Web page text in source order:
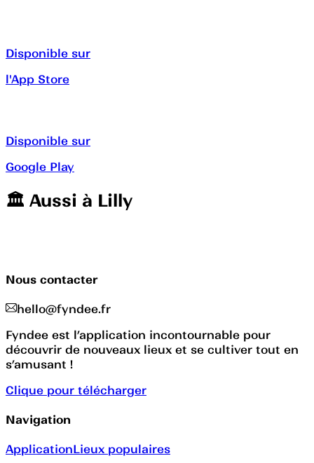
Disponible sur
l'App Store
Disponible sur
Google Play
🏛️️ Aussi à Lilly
Nous contacter
hello@fyndee.fr
Fyndee est l’application incontournable pour
découvrir de nouveaux lieux et se cultiver tout en
s’amusant !
Clique pour télécharger
Navigation
ApplicationLieux populaires